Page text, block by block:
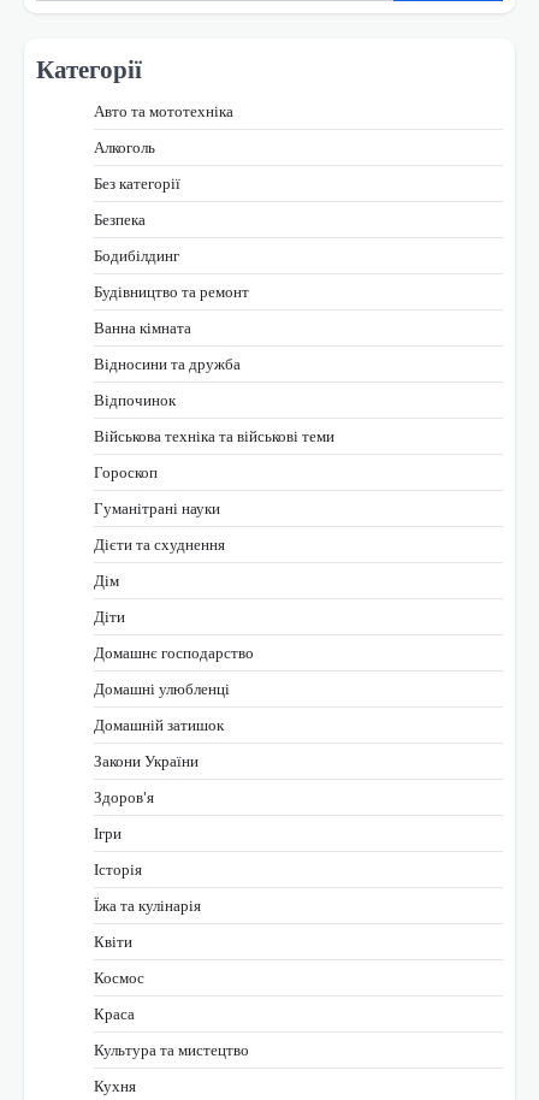
Категорії
Авто та мототехніка
Алкоголь
Без категорії
Безпека
Бодибілдинг
Будівництво та ремонт
Ванна кімната
Відносини та дружба
Відпочинок
Військова техніка та військові теми
Гороскоп
Гуманітрані науки
Дієти та схуднення
Дім
Діти
Домашнє господарство
Домашні улюбленці
Домашній затишок
Закони України
Здоров'я
Ігри
Історія
Їжа та кулінарія
Квіти
Космос
Краса
Культура та мистецтво
Кухня